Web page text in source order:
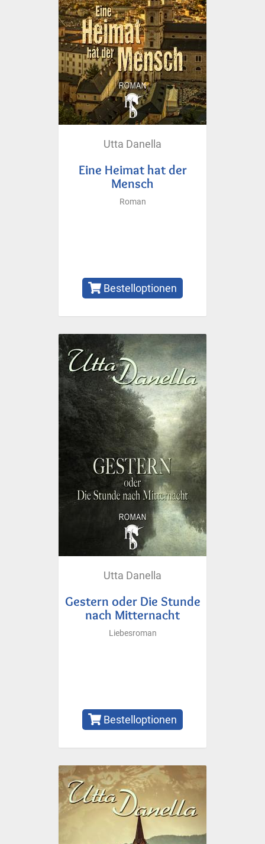
Utta Danella
Eine Heimat hat der
Mensch
Roman
Bestelloptionen
Utta Danella
Gestern oder Die Stunde
nach Mitternacht
Liebesroman
Bestelloptionen